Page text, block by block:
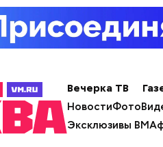
Вечерка ТВ
НовостиФото
Эксклюзивы ВМ
с
лишним